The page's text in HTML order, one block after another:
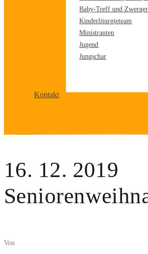
Baby-Treff und
Kinderliturgieteam
Ministranten
Jugend
Jungschar
Kontakt
16. 12. 2019
Von